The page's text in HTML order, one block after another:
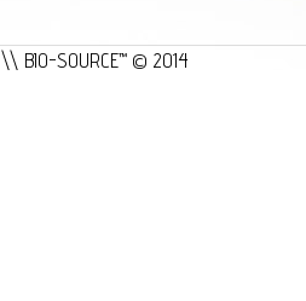
\\ BIO-SOURCE™ © 2014